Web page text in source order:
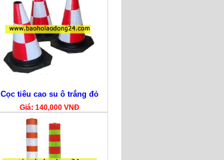
Cọc tiêu cao su ô trắng đỏ
Giá: 140,000 VNĐ